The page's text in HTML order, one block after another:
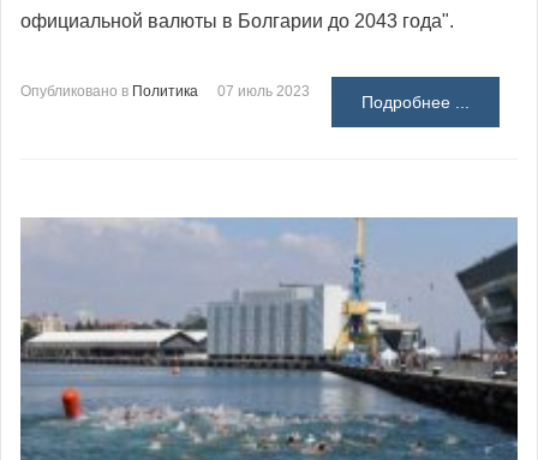
официальной валюты в Болгарии до 2043 года".
Опубликовано в Политика 07 июль 2023
Подробнее ...